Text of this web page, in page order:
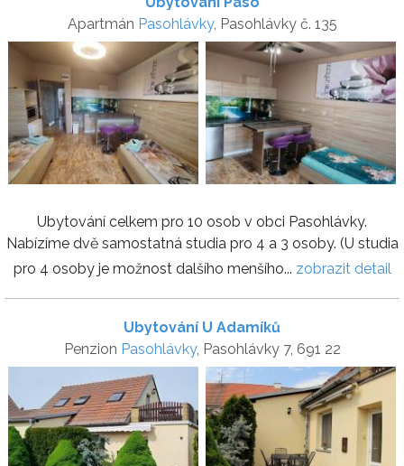
Apartmán Pasohlávky, Pasohlávky č. 135
Ubytování celkem pro 10 osob v obci Pasohlávky.
Nabízíme dvě samostatná studia pro 4 a 3 osoby. (U studia
pro 4 osoby je možnost dalšího menšího... zobrazit detail
Ubytování U Adamíků
Penzion Pasohlávky, Pasohlávky 7, 691 22